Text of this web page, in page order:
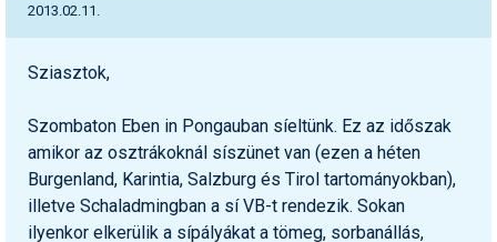
Téli sportok
Történelem
Túrasí
2013.02.11.
Sziasztok,
Szombaton Eben in Pongauban síeltünk. Ez az időszak
amikor az osztrákoknál síszünet van (ezen a héten
Burgenland, Karintia, Salzburg és Tirol tartományokban),
illetve Schaladmingban a sí VB-t rendezik. Sokan
ilyenkor elkerülik a sípályákat a tömeg, sorbanállás,